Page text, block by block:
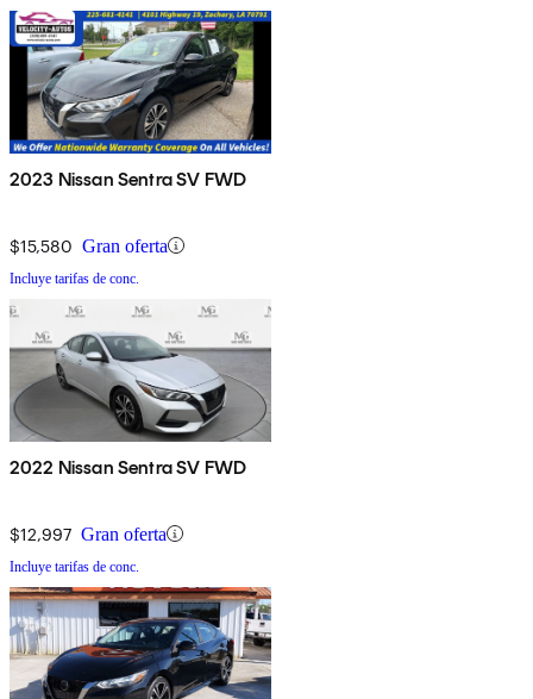
2023 Nissan Sentra SV FWD
$15,580 Gran oferta
Incluye tarifas de conc.
2022 Nissan Sentra SV FWD
$12,997 Gran oferta
Incluye tarifas de conc.